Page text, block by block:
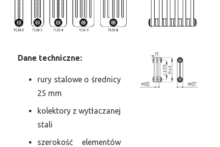
Dane techniczne:
rury stalowe o średnicy
25 mm
kolektory z wytłaczanej
stali
szerokość elementów